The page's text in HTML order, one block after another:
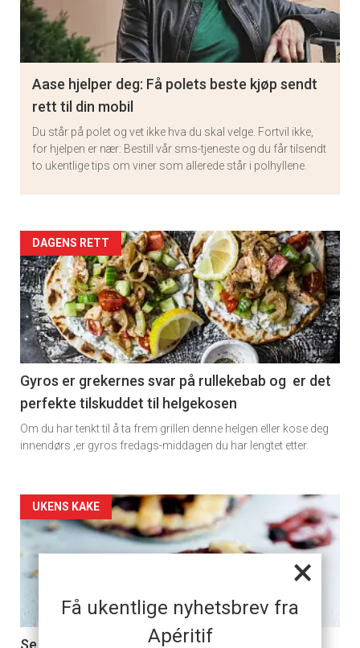
×
Få ukentlige nyhetsbrev fra
Apéritif
Aase hjelper deg: Få polets beste kjøp sendt
rett til din mobil
Du står på polet og vet ikke hva du skal velge. Fortvil ikke,
for hjelpen er nær: Bestill vår sms-tjeneste og du får tilsendt
to ukentlige tips om viner som allerede står i polhyllene.
Artikler
detail
-
section
11
DAGENS RETT
Gyros er grekernes svar på rullekebab og er det
perfekte tilskuddet til helgekosen
Om du har tenkt til å ta frem grillen denne helgen eller kose deg
innendørs ,er gyros fredags-middagen du har lengtet etter.
Artikler
detail
-
section
UKENS KAKE
Se så lekre cookies med blåbær blir